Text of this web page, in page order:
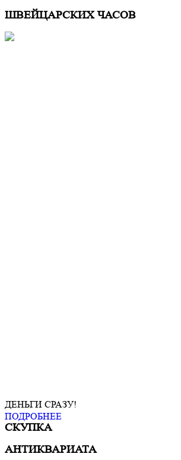
ШВЕЙЦАРСКИХ ЧАСОВ
ДЕНЬГИ СРАЗУ!
ПОДРОБНЕЕ
СКУПКА
АНТИКВАРИАТА